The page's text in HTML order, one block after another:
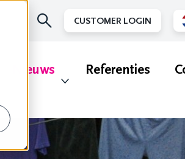
CUSTOMER LOGIN
Nieuws Referenties